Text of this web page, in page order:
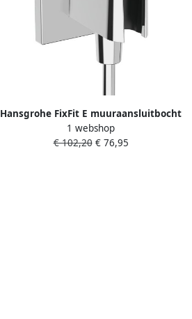
Hansgrohe FixFit E muuraansluitbocht
met handdouchehouder vierkant
chroom
1 webshop
€ 102,20€ 76,95